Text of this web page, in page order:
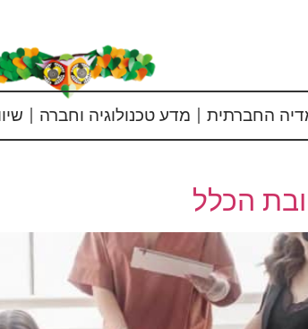
החברתית מדע טכנולוגיה וחברה
הכלל